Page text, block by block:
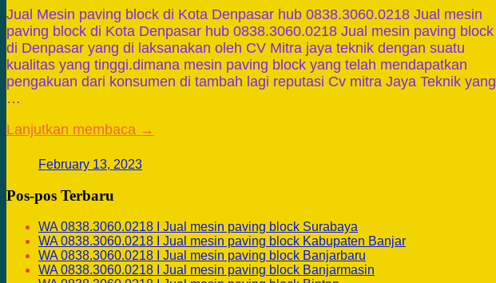
Jual Mesin paving block di Kota Denpasar hub 0838.3060.0218 Jual mesin
paving block di Kota Denpasar hub 0838.3060.0218 Jual mesin paving block
di Denpasar yang di laksanakan oleh CV Mitra jaya teknik dengan suatu
kualitas yang tinggi.dimana mesin paving block yang telah mendapatkan
pengakuan dari konsumen di tambah lagi reputasi Cv mitra Jaya Teknik yang
…
Lanjutkan membaca →
February 13, 2023
Pos-pos Terbaru
WA 0838.3060.0218 I Jual mesin paving block Surabaya
WA 0838.3060.0218 I Jual mesin paving block Kabupaten Banjar
WA 0838.3060.0218 I Jual mesin paving block Banjarbaru
WA 0838.3060.0218 I Jual mesin paving block Banjarmasin